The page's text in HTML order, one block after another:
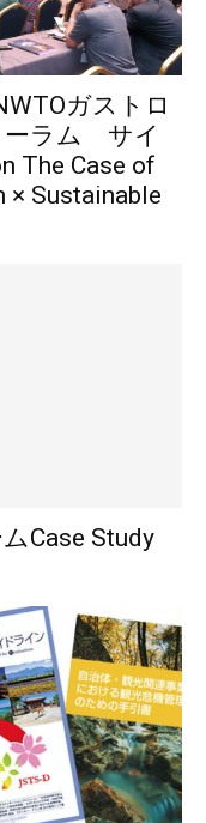
ガストロ
ーラム サイ
The Case of
× Sustainable
Case Study